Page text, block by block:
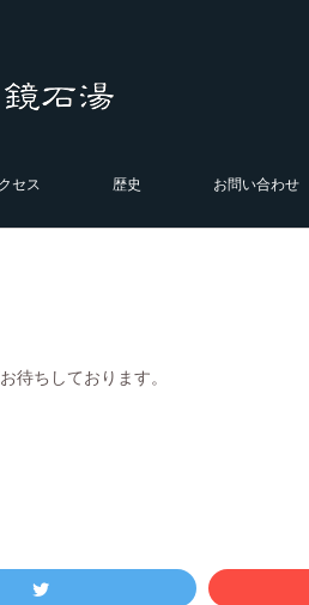
セス 歴史 お問い合わせ
待ちしております。